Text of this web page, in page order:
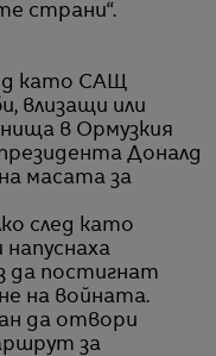
страни“.
като САЩ
влизащи или
в Ормузкия
Доналд
масата за
след като
да постигнат
на войната.
да отвори
за